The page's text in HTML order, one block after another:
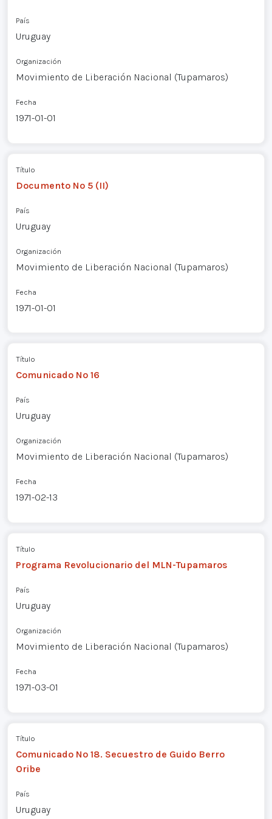
País
Uruguay
Organización
Movimiento de Liberación Nacional (Tupamaros)
Fecha
1971-01-01
Título
Documento Nº 5 (II)
País
Uruguay
Organización
Movimiento de Liberación Nacional (Tupamaros)
Fecha
1971-01-01
Título
Comunicado Nº 16
País
Uruguay
Organización
Movimiento de Liberación Nacional (Tupamaros)
Fecha
1971-02-13
Título
Programa Revolucionario del MLN-Tupamaros
País
Uruguay
Organización
Movimiento de Liberación Nacional (Tupamaros)
Fecha
1971-03-01
Título
Comunicado Nº 18. Secuestro de Guido Berro
Oribe
País
Uruguay